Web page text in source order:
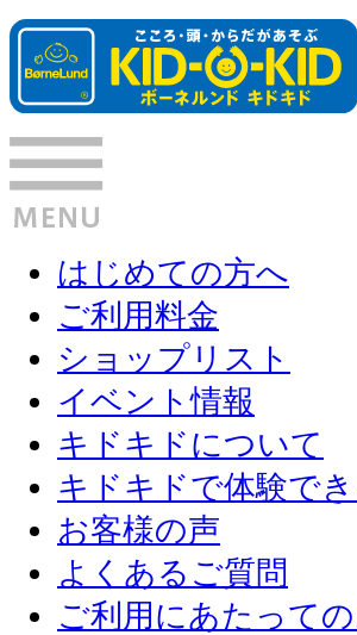
はじめての方へ
ご利用料金
ショップリスト
イベント情報
キドキドについて
キドキドで体験で
お客様の声
よくあるご質問
ご利用にあたって